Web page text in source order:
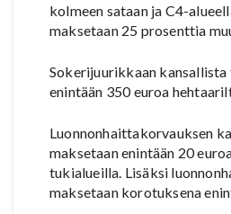
kolmeen sataan ja C4-
maksetaan 25 prosenttia
Sokerijuurikkaan
enintään 350 euroa
Luonnonhaittakorvauksen
maksetaan enintään 20
tukialueilla. Lisäksi
maksetaan korotuksena